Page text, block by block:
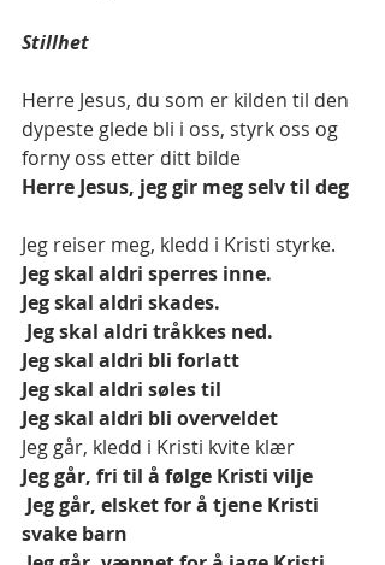
Stillhet
Herre Jesus, du som er kilden til den
dypeste glede bli i oss, styrk oss og
forny oss etter ditt bilde
Herre Jesus, jeg gir meg selv til deg
Jeg reiser meg, kledd i Kristi styrke.
Jeg skal aldri sperres inne.
Jeg skal aldri skades.
Jeg skal aldri tråkkes ned.
Jeg skal aldri bli forlatt
Jeg skal aldri søles til
Jeg skal aldri bli overveldet
Jeg går, kledd i Kristi kvite klær
Jeg går, fri til å følge Kristi vilje
svake barn